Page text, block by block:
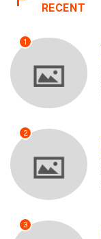
RECENT
1
2
3